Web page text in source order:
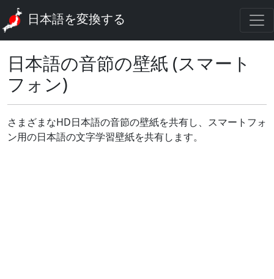
日本語を変換する
日本語の音節の壁紙 (スマート
フォン)
さまざまなHD日本語の音節の壁紙を共有し、スマートフォ
ン用の日本語の文字学習壁紙を共有します。